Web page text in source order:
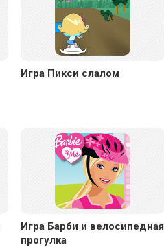
Игра Пикси слалом
Игра Барби и велосипедная
прогулка